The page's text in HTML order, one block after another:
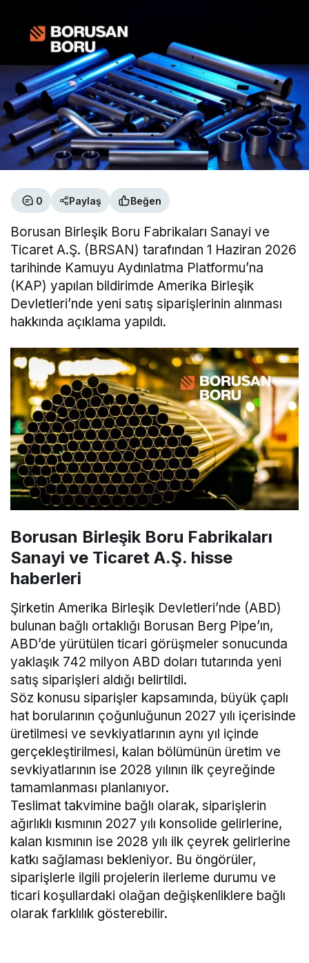
0 Paylaş Beğen
Borusan Birleşik Boru Fabrikaları Sanayi ve
Ticaret A.Ş. (BRSAN) tarafından 1 Haziran 2026
tarihinde Kamuyu Aydınlatma Platformu’na
(KAP) yapılan bildirimde Amerika Birleşik
Devletleri’nde yeni satış siparişlerinin alınması
hakkında açıklama yapıldı.
Borusan Birleşik Boru Fabrikaları
Sanayi ve Ticaret A.Ş. hisse
haberleri
Şirketin Amerika Birleşik Devletleri’nde (ABD)
bulunan bağlı ortaklığı Borusan Berg Pipe’ın,
ABD’de yürütülen ticari görüşmeler sonucunda
yaklaşık 742 milyon ABD doları tutarında yeni
satış siparişleri aldığı belirtildi.
Söz konusu siparişler kapsamında, büyük çaplı
hat borularının çoğunluğunun 2027 yılı içerisinde
üretilmesi ve sevkiyatlarının aynı yıl içinde
gerçekleştirilmesi, kalan bölümünün üretim ve
sevkiyatlarının ise 2028 yılının ilk çeyreğinde
tamamlanması planlanıyor.
Teslimat takvimine bağlı olarak, siparişlerin
ağırlıklı kısmının 2027 yılı konsolide gelirlerine,
kalan kısmının ise 2028 yılı ilk çeyrek gelirlerine
katkı sağlaması bekleniyor. Bu öngörüler,
siparişlerle ilgili projelerin ilerleme durumu ve
ticari koşullardaki olağan değişkenliklere bağlı
olarak farklılık gösterebilir.